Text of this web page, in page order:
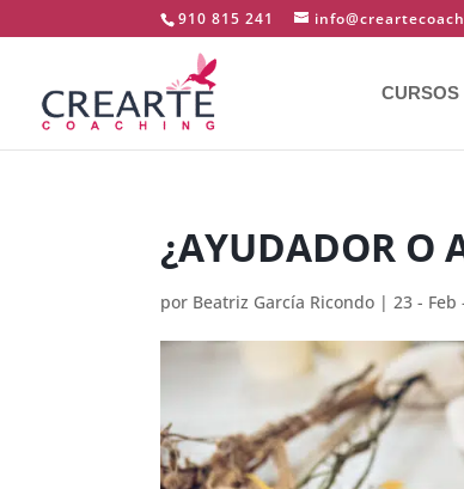
910 815 241
¿AYUDADOR O
por Beatriz García Ricondo |23 - Feb